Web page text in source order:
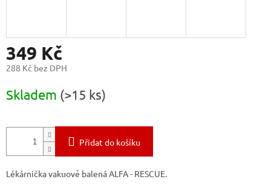
349 Kč
288 Kč bez DPH
cena:
Skladem (>15 ks)
Přidat do košíku
Lékárnička vakuově balená ALFA - RESCUE.